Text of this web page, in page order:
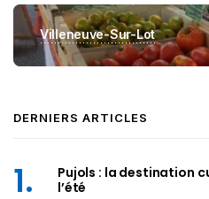
Villeneuve-Sur-Lot
DERNIERS ARTICLES
Pujols : la destination
l’été